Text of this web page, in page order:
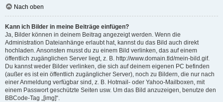
Nach oben
Kann ich Bilder in meine Beiträge einfügen?
Ja, Bilder können in deinem Beitrag angezeigt werden. Wenn die
Administration Dateianhänge erlaubt hat, kannst du das Bild auch direkt
hochladen. Ansonsten musst du zu einem Bild verlinken, das auf einem
öffentlich zugänglichen Server liegt, z. B. http://www.domain.tld/mein-bild.gif.
Du kannst weder Bilder verlinken, die sich auf deinem eigenen PC befinden
(außer es ist ein öffentlich zugänglicher Server), noch zu Bildern, die nur nach
einer Anmeldung verfügbar sind, z. B. Hotmail- oder Yahoo-Mailboxen, mit
einem Passwort geschützte Seiten usw. Um das Bild anzuzeigen, benutze den
BBCode-Tag „[img]“.